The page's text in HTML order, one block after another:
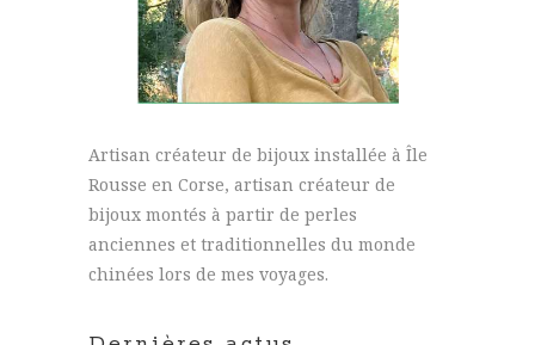
Artisan créateur de bijoux installée à Île
Rousse en Corse, artisan créateur de
bijoux montés à partir de perles
anciennes et traditionnelles du monde
chinées lors de mes voyages.